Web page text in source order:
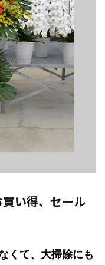
い得、セール
くて、大掃除にも